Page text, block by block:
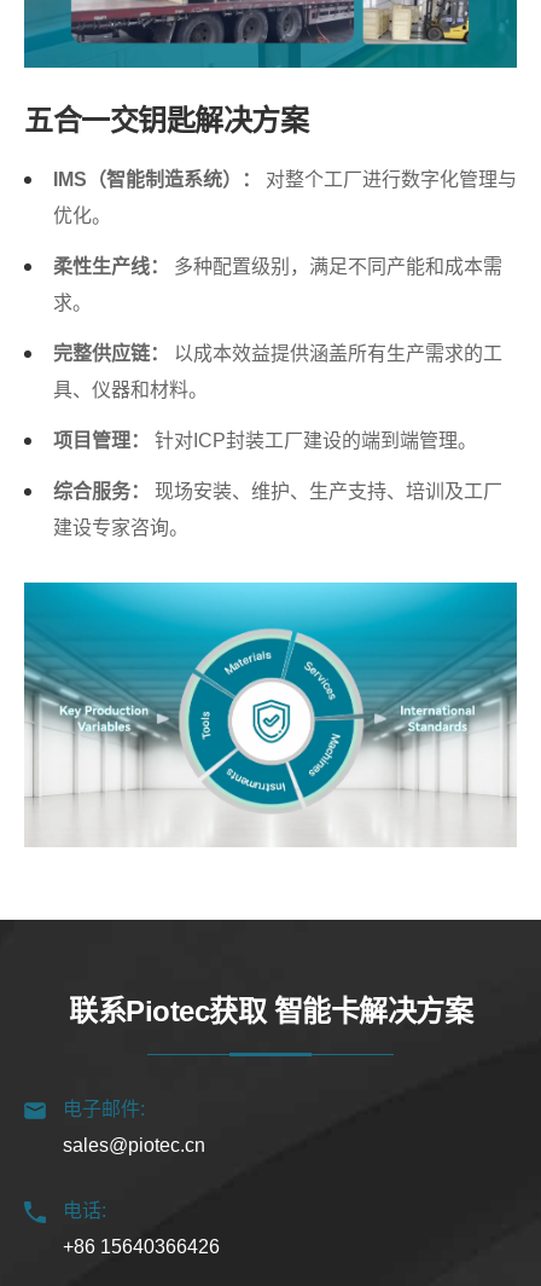
五合一交钥匙解决方案
IMS（智能制造系统）：
对整个工厂进行数字化管理与
优化。
柔性生产线：
多种配置级别，满足不同产能和成本需
求。
完整供应链：
以成本效益提供涵盖所有生产需求的工
具、仪器和材料。
项目管理： 针对ICP封装工厂建设的端到端管理。
综合服务：
现场安装、维护、生产支持、培训及工厂
建设专家咨询。
联系Piotec获取 智能卡解决方案
电子邮件:
sales@piotec.cn
电话:
+86 15640366426